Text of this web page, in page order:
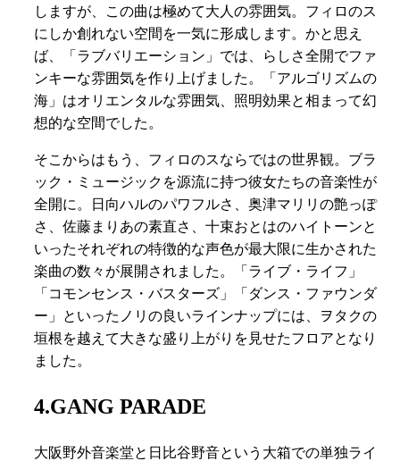
しますが、この曲は極めて大人の雰囲気。フィロのス
にしか創れない空間を一気に形成します。かと思え
ば、「ラブバリエーション」では、らしさ全開でファ
ンキーな雰囲気を作り上げました。「アルゴリズムの
海」はオリエンタルな雰囲気、照明効果と相まって幻
想的な空間でした。
そこからはもう、フィロのスならではの世界観。ブラ
ック・ミュージックを源流に持つ彼女たちの音楽性が
全開に。日向ハルのパワフルさ、奥津マリリの艶っぽ
さ、佐藤まりあの素直さ、十束おとはのハイトーンと
いったそれぞれの特徴的な声色が最大限に生かされた
楽曲の数々が展開されました。「ライブ・ライフ」
「コモンセンス・バスターズ」「ダンス・ファウンダ
ー」といったノリの良いラインナップには、ヲタクの
垣根を越えて大きな盛り上がりを見せたフロアとなり
ました。
4.GANG PARADE
大阪野外音楽堂と日比谷野音という大箱での単独ライ